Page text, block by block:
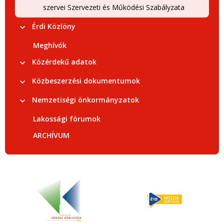
szervei Szervezeti és Működési Szabályzata
Érdi Közlöny
Meghívók
Közérdekű adatok
Közbeszerzési dokumentumok
Nemzetiségi önkormányzatok
Lakossági fórumok
ARCHÍVUM